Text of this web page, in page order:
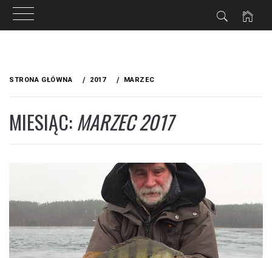
STRONA GŁÓWNA 2017 MARZEC
MIESIĄC:MARZEC 2017